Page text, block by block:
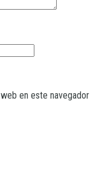
en este navegador